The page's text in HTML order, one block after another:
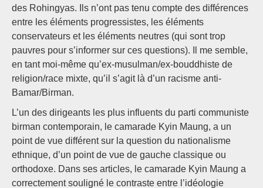
des Rohingyas. Ils n’ont pas tenu compte des différences
entre les éléments progressistes, les éléments
conservateurs et les éléments neutres (qui sont trop
pauvres pour s’informer sur ces questions). Il me semble,
en tant moi-même qu’ex-musulman/ex-bouddhiste de
religion/race mixte, qu’il s’agit là d’un racisme anti-
Bamar/Birman.
L’un des dirigeants les plus influents du parti communiste
birman contemporain, le camarade Kyin Maung, a un
point de vue différent sur la question du nationalisme
ethnique, d’un point de vue de gauche classique ou
orthodoxe. Dans ses articles, le camarade Kyin Maung a
correctement souligné le contraste entre l’idéologie